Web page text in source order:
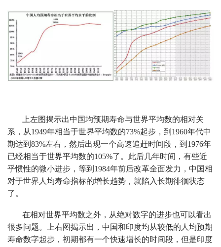
上左图揭示出中国均预期寿命与世界平均数的相对关
系，从1949年相当于世界平均数的73%起步，到1960年代中
期达到83%左右，然后出现一个高速追赶时间段，到1976年
已经相当于世界平均数的105%了。此后几年时间，有些近
乎惯性的微小进步，等到1984年前后改革全面发力，中国相
对于世界人均寿命指标的增长趋势，就陷入长期徘徊状态
了。
在相对世界平均数之外，从绝对数字的进步也可以看出
很多问题。上右图揭示出，中国和印度均从较低的人均预期
寿命数字起步，初期都有一个快速增长的时间段，但是印度